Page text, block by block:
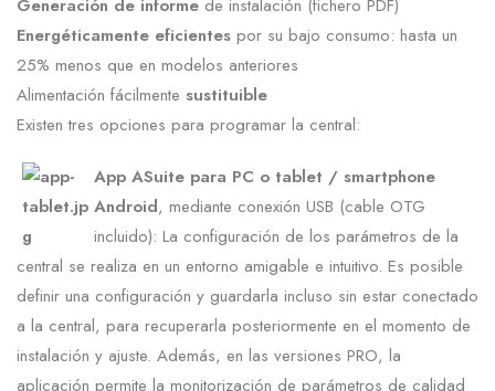
Generación de informe de instalación (fichero PDF)
Energéticamente eficientes por su bajo consumo: hasta un
25% menos que en modelos anteriores
Alimentación fácilmente sustituible
Existen tres opciones para programar la central:
App ASuite para PC o tablet / smartphone
Android, mediante conexión USB (cable OTG
incluido): La configuración de los parámetros de la
central se realiza en un entorno amigable e intuitivo. Es posible
definir una configuración y guardarla incluso sin estar conectado
a la central, para recuperarla posteriormente en el momento de
instalación y ajuste. Además, en las versiones PRO, la
aplicación permite la monitorización de parámetros de calidad